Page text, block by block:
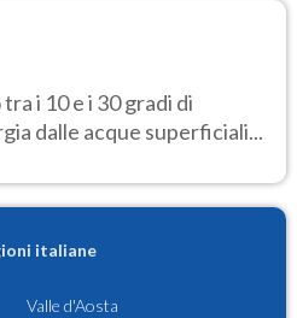
i 10 e i 30 gradi di
dalle acque superficiali...
italiane
Valle d'Aosta